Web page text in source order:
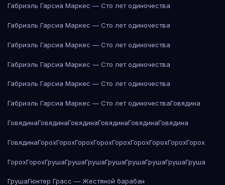
Габриэль Гарсиа Маркес — Сто лет одиночества
Габриэль Гарсиа Маркес — Сто лет одиночества
Габриэль Гарсиа Маркес — Сто лет одиночества
Габриэль Гарсиа Маркес — Сто лет одиночества
Габриэль Гарсиа Маркес — Сто лет одиночества
Габриэль Гарсиа Маркес — Сто лет одиночестваГовядина
ГовядинаГовядинаГовядинаГовядинаГовядинаГовядина
ГовядинаГорохГорохГорохГорохГорохГорохГорохГорохГорох
ГорохГорохГрушаГрушаГрушаГрушаГрушаГрушаГрушаГруша
ГрушаГюнтер Грасс — Жестяной барабан